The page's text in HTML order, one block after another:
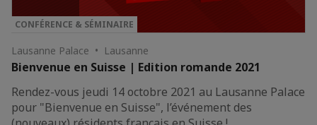
CONFÉRENCE & SÉMINAIRE
Lausanne Palace • Lausanne
Bienvenue en Suisse | Edition romande 2021
Rendez-vous jeudi 14 octobre 2021 au Lausanne Palace
pour "Bienvenue en Suisse", l’événement des